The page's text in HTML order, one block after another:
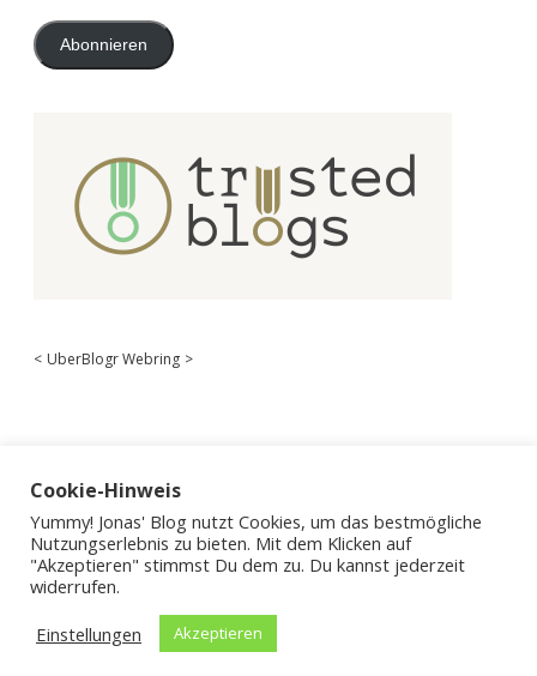
Abonnieren
< UberBlogr Webring >
Cookie-Hinweis
Yummy! Jonas' Blog nutzt Cookies, um das bestmögliche
Nutzungserlebnis zu bieten. Mit dem Klicken auf
"Akzeptieren" stimmst Du dem zu. Du kannst jederzeit
widerrufen.
Einstellungen
Akzeptieren